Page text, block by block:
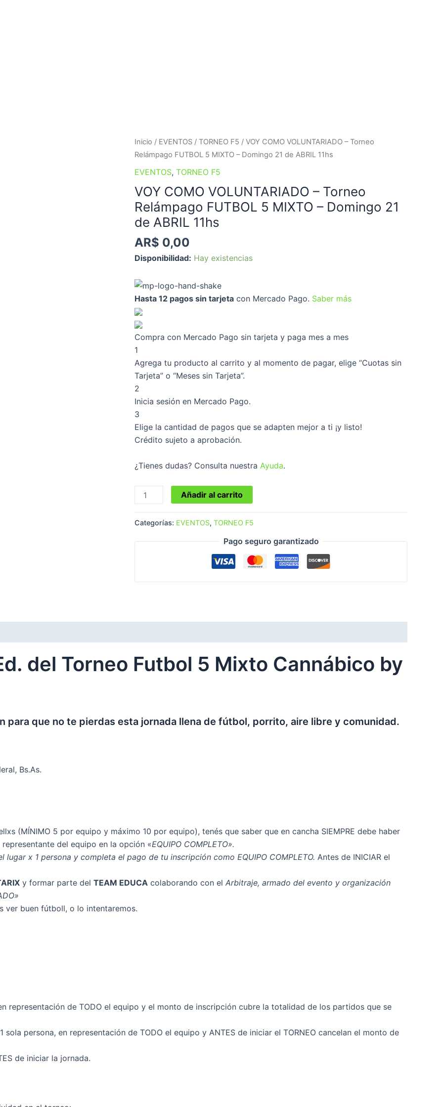
Inicio / EVENTOS / TORNEO F5 / VOY COMO VOLUNTARIADO – Torneo
Relámpago FUTBOL 5 MIXTO – Domingo 21 de ABRIL 11hs
EVENTOS, TORNEO F5
VOY COMO VOLUNTARIADO – Torneo
Relámpago FUTBOL 5 MIXTO – Domingo 21
de ABRIL 11hs
AR$ 0,00
Disponibilidad: Hay existencias
Hasta 12 pagos sin tarjeta con Mercado Pago. Saber más
Compra con Mercado Pago sin tarjeta y paga mes a mes
1
Agrega tu producto al carrito y al momento de pagar, elige “Cuotas sin
Tarjeta” o “Meses sin Tarjeta”.
2
Inicia sesión en Mercado Pago.
3
Elige la cantidad de pagos que se adapten mejor a ti ¡y listo!
Crédito sujeto a aprobación.
¿Tienes dudas? Consulta nuestra Ayuda.
VOY
COMO
VOLUNTARIADO
Torneo
Relámpago
FUTBOL
MIXTO
-
21
de
ABRIL
11hs
cantidad
Añadir al carrito
Categorías: EVENTOS, TORNEO F5
Pago seguro garantizado
del Torneo Futbol 5 Mixto Cannábico by
para que no te pierdas esta jornada llena de fútbol, porrito, aire libre y comunidad.
Bs.As.
(MÍNIMO 5 por equipo y máximo 10 por equipo), tenés que saber que en cancha SIEMPRE debe haber
del equipo en la opción «EQUIPO COMPLETO».
lugar x 1 persona y completa el pago de tu inscripción como EQUIPO COMPLETO. Antes de INICIAR el
y formar parte del TEAM EDUCA colaborando con el Arbitraje, armado del evento y organización
ver buen fútboll, o lo intentaremos.
representación de TODO el equipo y el monto de inscripción cubre la totalidad de los partidos que se
sola persona, en representación de TODO el equipo y ANTES de iniciar el TORNEO cancelan el monto de
de iniciar la jornada.